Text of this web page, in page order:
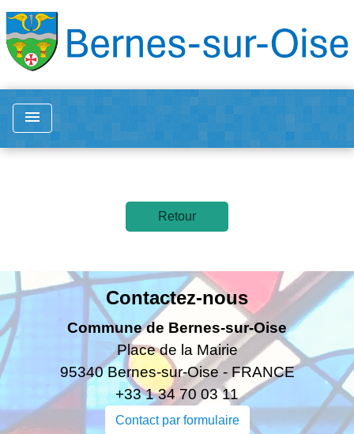
menu
Retour
Contactez-nous
Commune de Bernes-sur-Oise
Place de la Mairie
95340 Bernes-sur-Oise - FRANCE
+33 1 34 70 03 11
Contact par formulaire